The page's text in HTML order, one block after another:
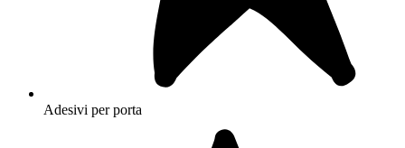
Adesivi per porta